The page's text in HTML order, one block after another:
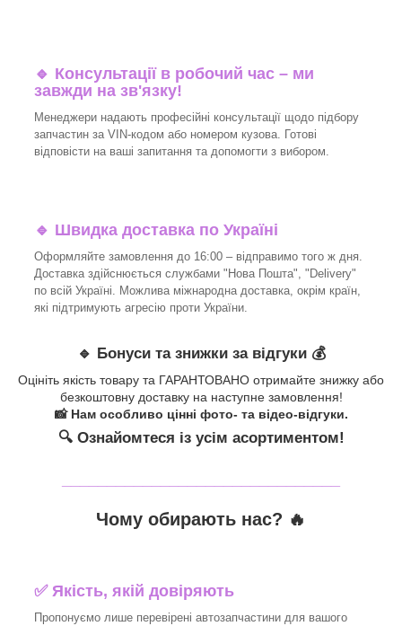
🔹 Консультації в робочий час – ми
завжди на зв'язку!
Менеджери надають професійні консультації щодо підбору
запчастин за VIN-кодом або номером кузова. Готові
відповісти на ваші запитання та допомогти з вибором.
🔹 Швидка доставка по Україні
Оформляйте замовлення до 16:00 – відправимо того ж дня.
Доставка здійснюється службами "Нова Пошта", "Delivery"
по всій Україні. Можлива міжнародна доставка, окрім країн,
які підтримують агресію проти України.
🔹 Бонуси та знижки за відгуки 💰
Оцініть якість товару та ГАРАНТОВАНО отримайте знижку або
безкоштовну доставку на наступне замовлення!
📸 Нам особливо цінні фото- та відео-відгуки.
🔍 Ознайомтеся із усім асортиментом!
Чому обирають нас? 🔥
✅ Якість, якій довіряють
Пропонуємо лише перевірені автозапчастини для вашого